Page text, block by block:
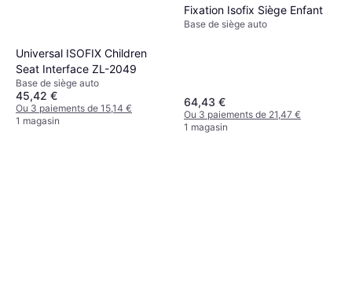
Universal ISOFIX Children
Seat Interface ZL-2049
Base de siège auto
45,42 €
Ou 3 paiements de 15,14 €
1 magasin
Fixation Isofix Siège Enfant
Base de siège auto
64,43 €
Ou 3 paiements de 21,47 €
1 magasin